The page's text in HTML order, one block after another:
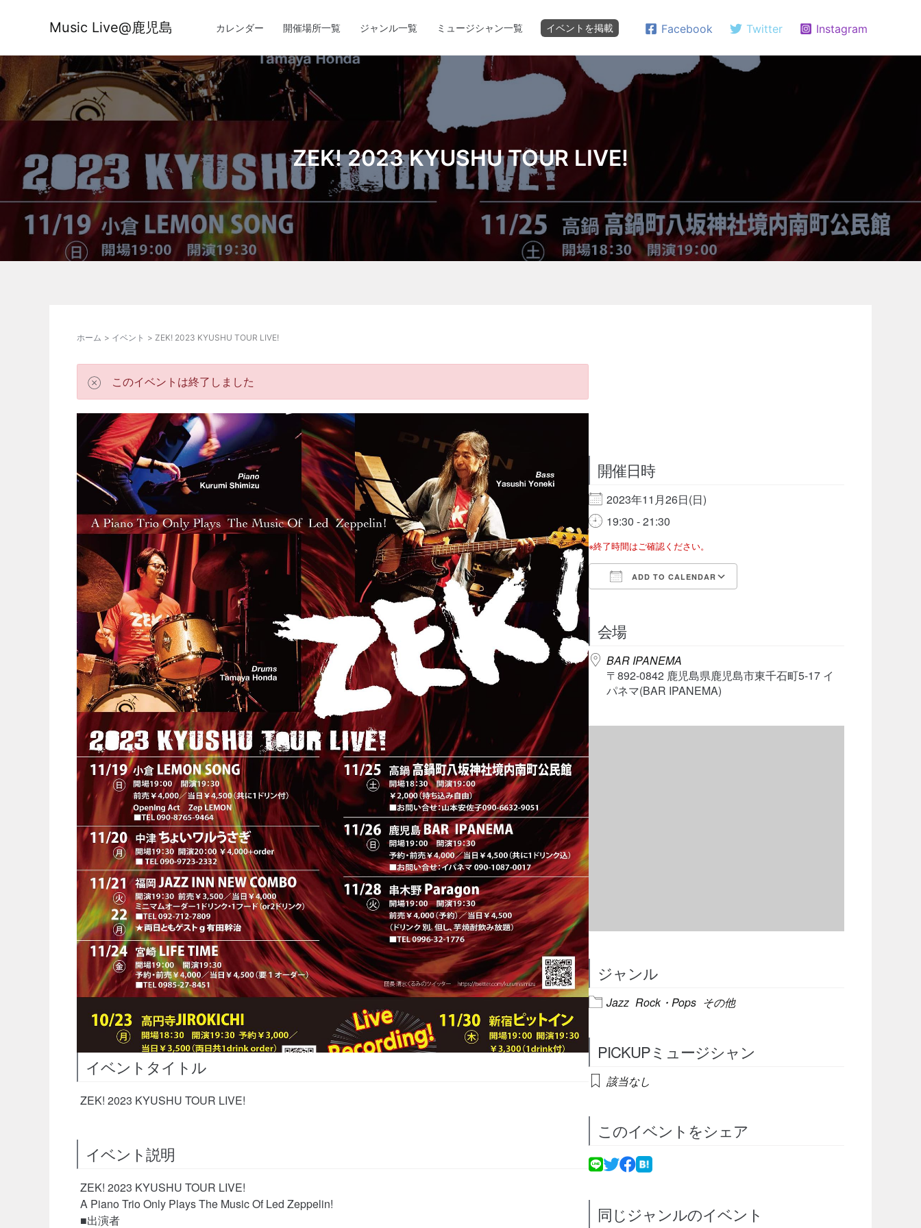
ス
キ
ッ
プ
Music Live@鹿児島 カレンダー 開催場所一覧 ジャンル一覧 ミュージシャン一覧 イベントを掲載 Facebook Twitter Instagram
ZEK! 2023 KYUSHU TOUR LIVE!
ホーム イベント ZEK! 2023 KYUSHU TOUR LIVE!
このイベントは終了しました
イベントタイトル
ZEK! 2023 KYUSHU TOUR LIVE!
イベント説明
ZEK! 2023 KYUSHU TOUR LIVE!
A Piano Trio Only Plays The Music Of Led Zeppelin!
■出演者
開催日時
2023年11月26日(日)
19:30 - 21:30
※終了時間はご確認ください。
ADD TO CALENDAR
会場
BAR IPANEMA
〒892-0842 鹿児島県鹿児島市東千石町5-17 イ
パネマ(BAR IPANEMA)
ジャンル
Jazz Rock・Pops その他
PICKUPミュージシャン
該当なし
このイベントをシェア
同じジャンルのイベント